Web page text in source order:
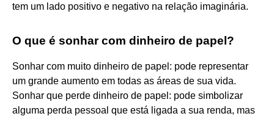
tem um lado positivo e negativo na relação imaginária.
O que é sonhar com dinheiro de papel?
Sonhar com muito dinheiro de papel: pode representar
um grande aumento em todas as áreas de sua vida.
Sonhar que perde dinheiro de papel: pode simbolizar
alguma perda pessoal que está ligada a sua renda, mas